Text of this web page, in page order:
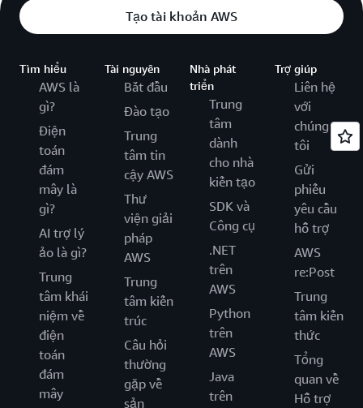
Tạo tài khoản AWS
Tìm hiểu
AWS là
gì?
Điện
toán
đám
mây là
gì?
AI trợ lý
ảo là gì?
Trung
tâm khái
niệm về
điện
toán
đám
mây
Tài nguyên
Bắt đầu
Đào tạo
Trung
tâm tin
cậy AWS
Thư
viện giải
pháp
AWS
Trung
tâm kiến
trúc
Câu hỏi
thường
gặp về
sản
Nhà phát
triển
Trung
tâm
dành
cho nhà
kiến tạo
SDK và
Công cụ
.NET
trên
AWS
Python
trên
AWS
Java
trên
Trợ giúp
Liên hệ
với
chúng
tôi
Gửi
phiếu
yêu cầu
hỗ trợ
AWS
re:Post
Trung
tâm kiến
thức
Tổng
quan về
Hỗ trợ